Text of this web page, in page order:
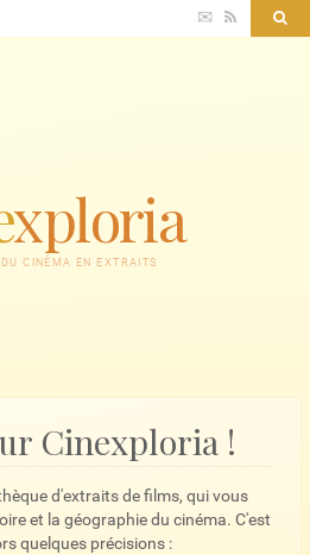
✉ RSS
xploria
CINÉMA EN EXTRAITS
Cinexploria !
d'extraits de films, qui vous
et la géographie du cinéma. C'est
quelques précisions :